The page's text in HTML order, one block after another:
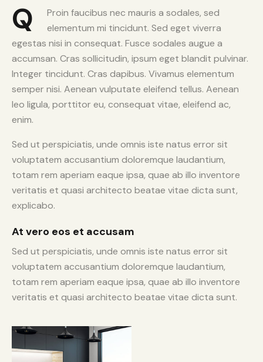
Q
Proin faucibus nec mauris a sodales, sed
elementum mi tincidunt. Sed eget viverra
egestas nisi in consequat. Fusce sodales augue a
accumsan. Cras sollicitudin, ipsum eget blandit pulvinar.
Integer tincidunt. Cras dapibus. Vivamus elementum
semper nisi. Aenean vulputate eleifend tellus. Aenean
leo ligula, porttitor eu, consequat vitae, eleifend ac,
enim.
Sed ut perspiciatis, unde omnis iste natus error sit
voluptatem accusantium doloremque laudantium,
totam rem aperiam eaque ipsa, quae ab illo inventore
veritatis et quasi architecto beatae vitae dicta sunt,
explicabo.
At vero eos et accusam
Sed ut perspiciatis, unde omnis iste natus error sit
voluptatem accusantium doloremque laudantium,
totam rem aperiam eaque ipsa, quae ab illo inventore
veritatis et quasi architecto beatae vitae dicta sunt.